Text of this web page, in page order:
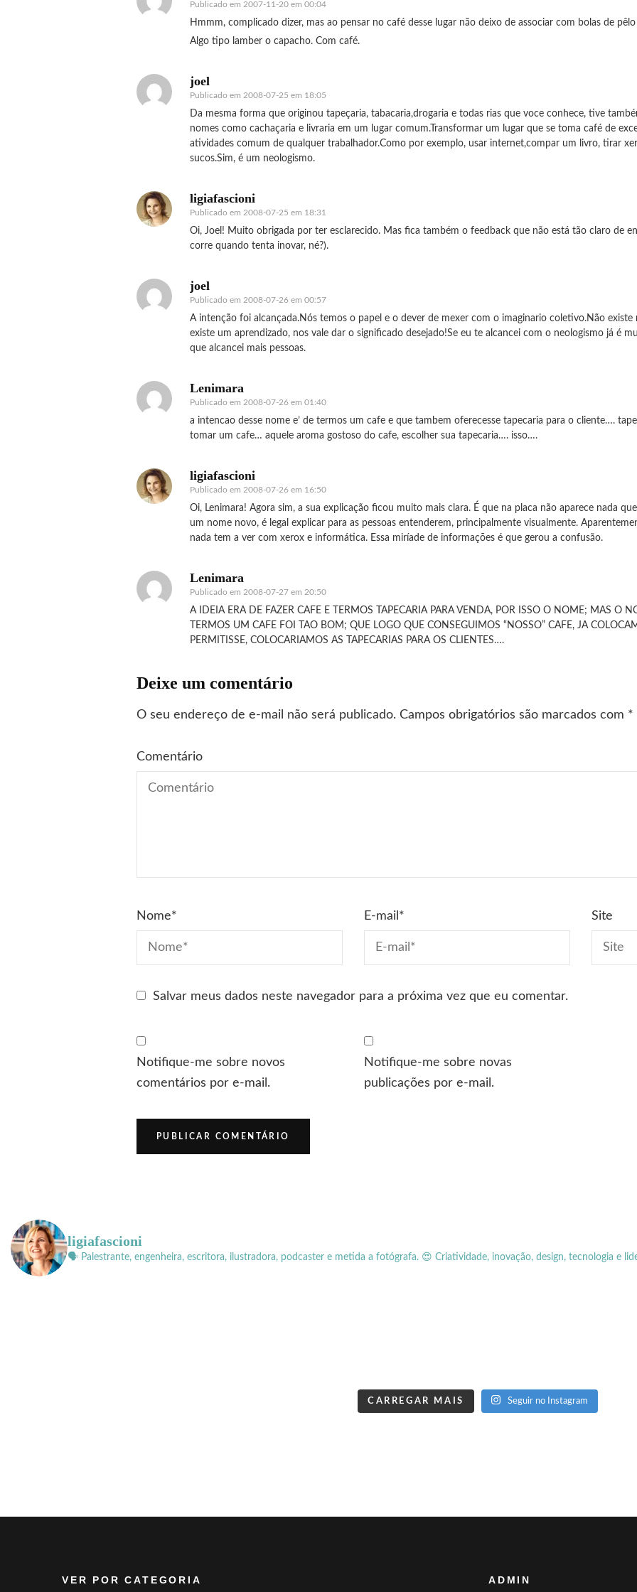
Publicado em 2007-11-20 em 00:04
Hmmm, complicado dizer, mas ao pensar no café desse lugar não deixo de associar com bolas de
Algo tipo lamber o capacho. Com café.
joel
Publicado em 2008-07-25 em 18:05
Da mesma forma que originou tapeçaria, tabacaria,drogaria e todas rias que voce conhece, tive
nomes como cachaçaria e livraria em um lugar comum.Transformar um lugar que se toma café de
atividades comum de qualquer trabalhador.Como por exemplo, usar internet,compar um livro, tirar
sucos.Sim, é um neologismo.
ligiafascioni
Publicado em 2008-07-25 em 18:31
Oi, Joel! Muito obrigada por ter esclarecido. Mas fica também o feedback que não está tão claro de
corre quando tenta inovar, né?).
joel
Publicado em 2008-07-26 em 00:57
A intenção foi alcançada.Nós temos o papel e o dever de mexer com o imaginario coletivo.Não
existe um aprendizado, nos vale dar o significado desejado!Se eu te alcancei com o neologismo já é
que alcancei mais pessoas.
Lenimara
Publicado em 2008-07-26 em 01:40
a intencao desse nome e’ de termos um cafe e que tambem oferecesse tapecaria para o cliente….
tomar um cafe… aquele aroma gostoso do cafe, escolher sua tapecaria…. isso….
ligiafascioni
Publicado em 2008-07-26 em 16:50
Oi, Lenimara! Agora sim, a sua explicação ficou muito mais clara. É que na placa não aparece nada
um nome novo, é legal explicar para as pessoas entenderem, principalmente visualmente.
nada tem a ver com xerox e informática. Essa miríade de informações é que gerou a confusão.
Lenimara
Publicado em 2008-07-27 em 20:50
A IDEIA ERA DE FAZER CAFE E TERMOS TAPECARIA PARA VENDA, POR ISSO O NOME; MAS O
TERMOS UM CAFE FOI TAO BOM; QUE LOGO QUE CONSEGUIMOS “NOSSO” CAFE, JA
PERMITISSE, COLOCARIAMOS AS TAPECARIAS PARA OS CLIENTES….
Deixe um comentário
O seu endereço de e-mail não será publicado. Campos obrigatórios são marcados com *
Comentário
Nome* E-mail * Site
Salvar meus dados neste navegador para a próxima vez que eu comentar.
Notifique-me sobre novos
comentários por e-mail.
Notifique-me sobre novas
publicações por e-mail.
ligiafascioni
🗣 Palestrante, engenheira, escritora, ilustradora, podcaster e metida a fotógrafa. 😍 Criatividade, inovação, design, tecnologia e
CARREGAR MAIS Seguir no Instagram
VER POR CATEGORIA ADMIN